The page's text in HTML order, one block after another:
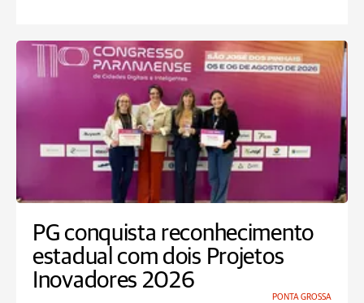
PG conquista reconhecimento
estadual com dois Projetos
Inovadores 2026
PONTA GROSSA